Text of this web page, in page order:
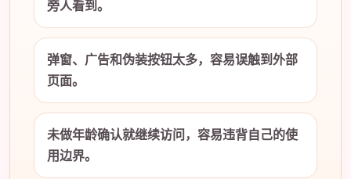
旁人看到。
弹窗、广告和伪装按钮太多，容易误触到外部
页面。
未做年龄确认就继续访问，容易违背自己的使
用边界。